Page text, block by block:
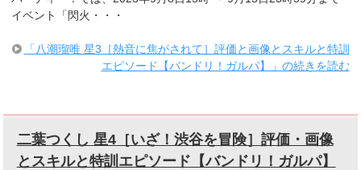
イベント「閃火・・・
「八潮瑠唯 星3［熱音に焦がされて］評価と画像とスキルと特訓
エピソード【バンドリ！ガルパ】」の続きを読む
二葉つくし 星4［いざ！渋谷を冒険］評価・画像
とスキルと特訓エピソード【バンドリ！ガルパ】